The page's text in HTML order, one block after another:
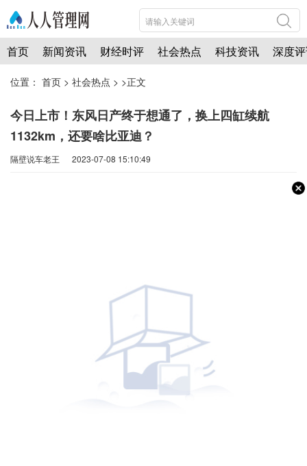
首页 新闻资讯 财经时评 社会热点 科技资讯 深度
位置： 首页 > 社会热点 > >正文
今日上市！东风日产终于想通了，换上四缸续航
1132km，还要啥比亚迪？
隔壁说车老王 2023-07-08 15:10:49